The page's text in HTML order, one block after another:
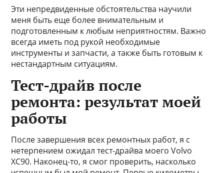
Эти непредвиденные обстоятельства научили
меня быть еще более внимательным и
подготовленным к любым неприятностям. Важно
всегда иметь под рукой необходимые
инструменты и запчасти, а также быть готовым к
нестандартным ситуациям.
Тест-драйв после
ремонта: результат моей
работы
После завершения всех ремонтных работ, я с
нетерпением ожидал тест-драйва моего Volvo
XC90. Наконец-то, я смог проверить, насколько